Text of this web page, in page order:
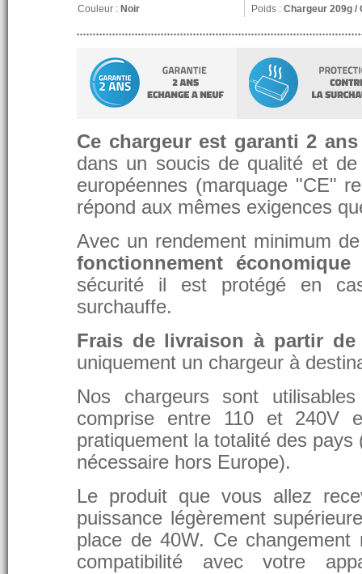
Couleur : Noir Poids : Chargeur 209g /
Ce chargeur est garanti 2 ans
dans un soucis de qualité et
européennes (marquage "CE"
répond aux mêmes exigences
Avec un rendement minimum
fonctionnement
sécurité il est protégé en
surchauffe.
Frais de livraison à partir de
uniquement un chargeur à
Nos chargeurs sont
comprise entre 110 et 240V
pratiquement la totalité des
nécessaire hors Europe).
Le produit que vous allez
puissance légèrement
place de 40W. Ce
compatibilité avec votre